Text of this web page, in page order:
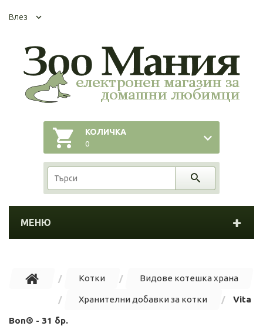
Влез
КОЛИЧКА
0
МЕНЮ
Котки Видове котешка храна
Хранителни добавки за котки Vita
Bon® - 31 бр.